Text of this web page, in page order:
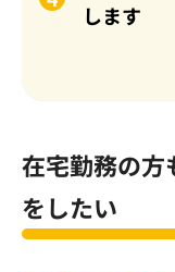
します
在宅勤務の方
をしたい